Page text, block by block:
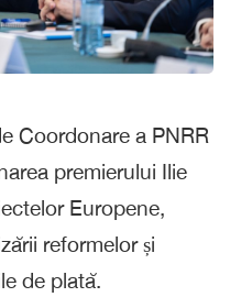
Coordonare a PNRR
premierului Ilie
Europene,
reformelor și
de plată.